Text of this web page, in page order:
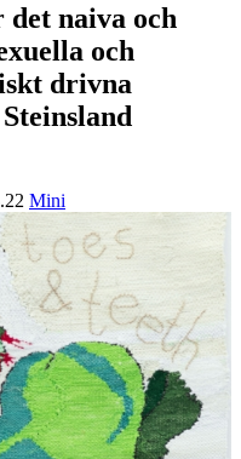
naiva och
och
drivna
Mini